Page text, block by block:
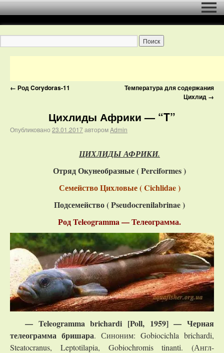
← Род Corydoras-11
Температура для содержания
Цихлид →
Цихлиды Африки — “T”
Опубликовано 23.01.2017авторомAdmin
ЦИХЛИДЫ АФРИКИ.
Отряд Окунеобразные ( Perciformes )
Семейство Цихловые ( Cichlidae )
Подсемейство ( Pseudocrenilabrinae )
Род Teleogramma — Телеограмма.
— Teleogramma brichardi [Poll, 1959] — Черная
телеограмма бришара. Синоним: Gobiocichla brichardi,
Steatocranus, Leptotilapia, Gobiochromis tinanti. (Англ-